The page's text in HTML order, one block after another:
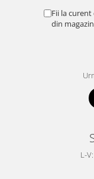
Fii la
din
L-